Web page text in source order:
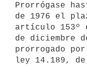
Prorrógase
de 1976 el
artículo 153º
de diciembre
prorrogado
ley 14.189,